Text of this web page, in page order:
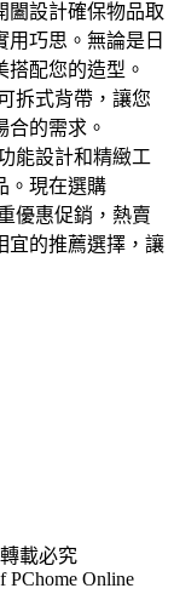
闔設計確保物品取
巧思。無論是日
配您的造型。
拆式背帶，讓您
的需求。
能設計和精緻工
。現在選購
優惠促銷，熱賣
宜的推薦選擇，讓
載必究
PChome Online